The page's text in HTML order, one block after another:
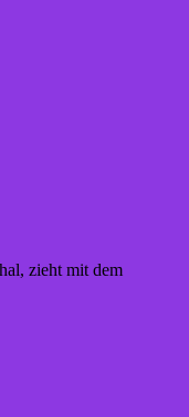
zieht mit dem